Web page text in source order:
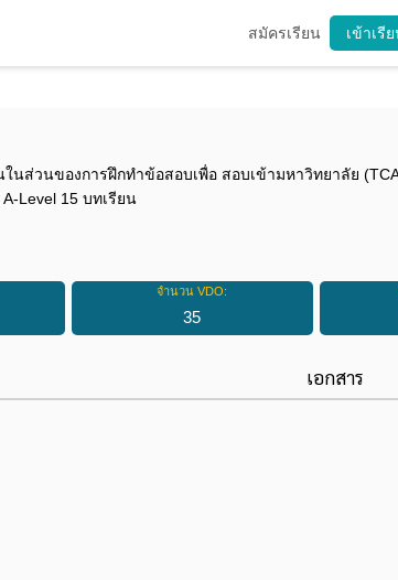
สมัครเรียน เข้าเรี
ส่วนของการฝึกทำข้อสอบเพื่อ สอบเข้ามหาวิทยาลัย
Level 15 บทเรียน
จำนวน VDO:
35
เอกสาร